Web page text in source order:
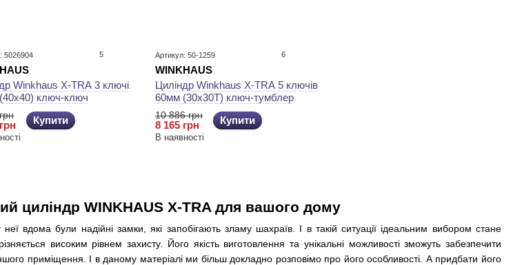
циліндр WINKHAUS X-TRA для вашого дому
вдома були надійні замки, які запобігають зламу шахраїв. І в такій ситуації ідеальним вибором стане
високим рівнем захисту. Його якість виготовлення та унікальні можливості зможуть забезпечити
приміщення. І в даному матеріалі ми більш докладно розповімо про його особливості. А придбати його
5026904 5
Winkhaus X-TRA 3 ключі
ключ-ключ
Купити
Артикул: 50-1259 6
WINKHAUS
Циліндр Winkhaus X-TRA 5 ключів
60мм (30x30T) ключ-тумблер
10 886 грн
8 165 грн Купити
В наявності